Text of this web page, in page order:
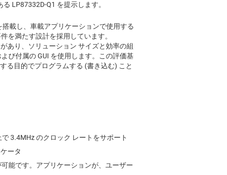
LP87332D-Q1 を提示します。
載し、車載アプリケーションで使用する
を満たす設計を採用しています。
あり、ソリューション サイズと効率の組
び付属の GUI を使用します。この評価基
る目的でプログラムする (書き込む) こと
3.4MHz のクロック レートをサポート
ータ
能です。アプリケーションが、ユーザー